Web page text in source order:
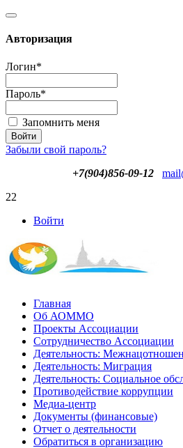
Авторизация
Логин*
Пароль*
Запомнить меня
Забыли свой пароль?
+7(904)856-09-12
22
Войти
Главная
Об АОММО
Проекты Ассоциации
Сотрудничество Ассоциации
Деятельность:
Деятельность: Миграция
Деятельность: Социальное
Противодействие коррупции
Медиа-центр
Документы (финансовые)
Отчет о деятельности
Обратиться в организацию